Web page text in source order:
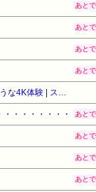
あと
あと
あと
あと
・・・・・・・ あと
あと
あと
あと